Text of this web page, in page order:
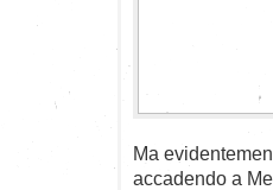
Ma
accadendo a